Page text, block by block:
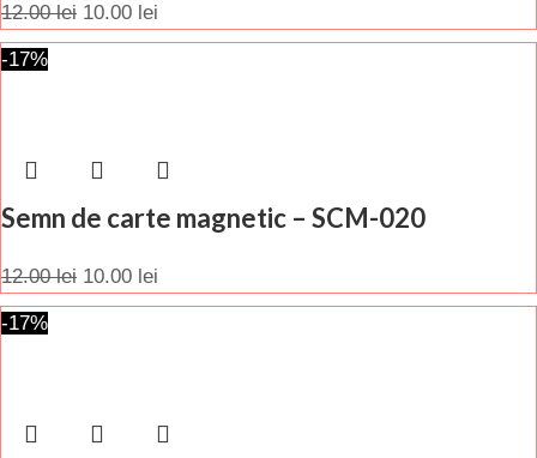
12.00lei 10.00 lei
-17%
Semn de carte magnetic – SCM-020
12.00lei 10.00 lei
-17%